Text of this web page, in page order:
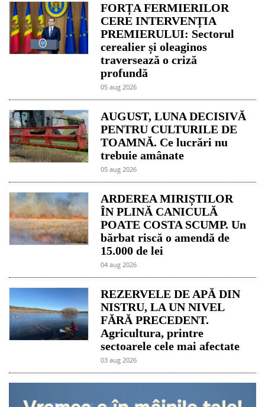
FORȚA FERMIERILOR
CERE INTERVENȚIA
PREMIERULUI: Sectorul
cerealier și oleaginos
traversează o criză
profundă
05 aug 2026
AUGUST, LUNA DECISIVĂ
PENTRU CULTURILE DE
TOAMNĂ. Ce lucrări nu
trebuie amânate
05 aug 2026
ARDEREA MIRIȘTILOR
ÎN PLINĂ CANICULĂ
POATE COSTA SCUMP. Un
bărbat riscă o amendă de
15.000 de lei
04 aug 2026
REZERVELE DE APĂ DIN
NISTRU, LA UN NIVEL
FĂRĂ PRECEDENT.
Agricultura, printre
sectoarele cele mai afectate
03 aug 2026